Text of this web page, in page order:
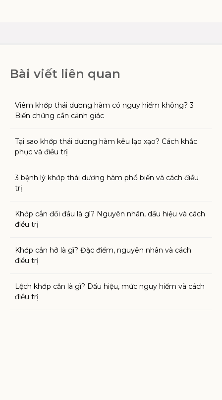
Bài viết liên quan
Viêm khớp thái dương hàm có nguy hiểm không? 3
Biến chứng cần cảnh giác
Tại sao khớp thái dương hàm kêu lạo xạo? Cách khắc
phục và điều trị
3 bệnh lý khớp thái dương hàm phổ biến và cách điều
trị
Khớp cắn đối đầu là gì? Nguyên nhân, dấu hiệu và cách
điều trị
Khớp cắn hở là gì? Đặc điểm, nguyên nhân và cách
điều trị
Lệch khớp cắn là gì? Dấu hiệu, mức nguy hiểm và cách
điều trị